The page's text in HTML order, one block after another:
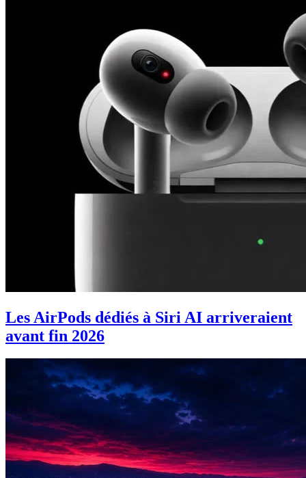
Les AirPods dédiés à Siri AI arriveraient
avant fin 2026